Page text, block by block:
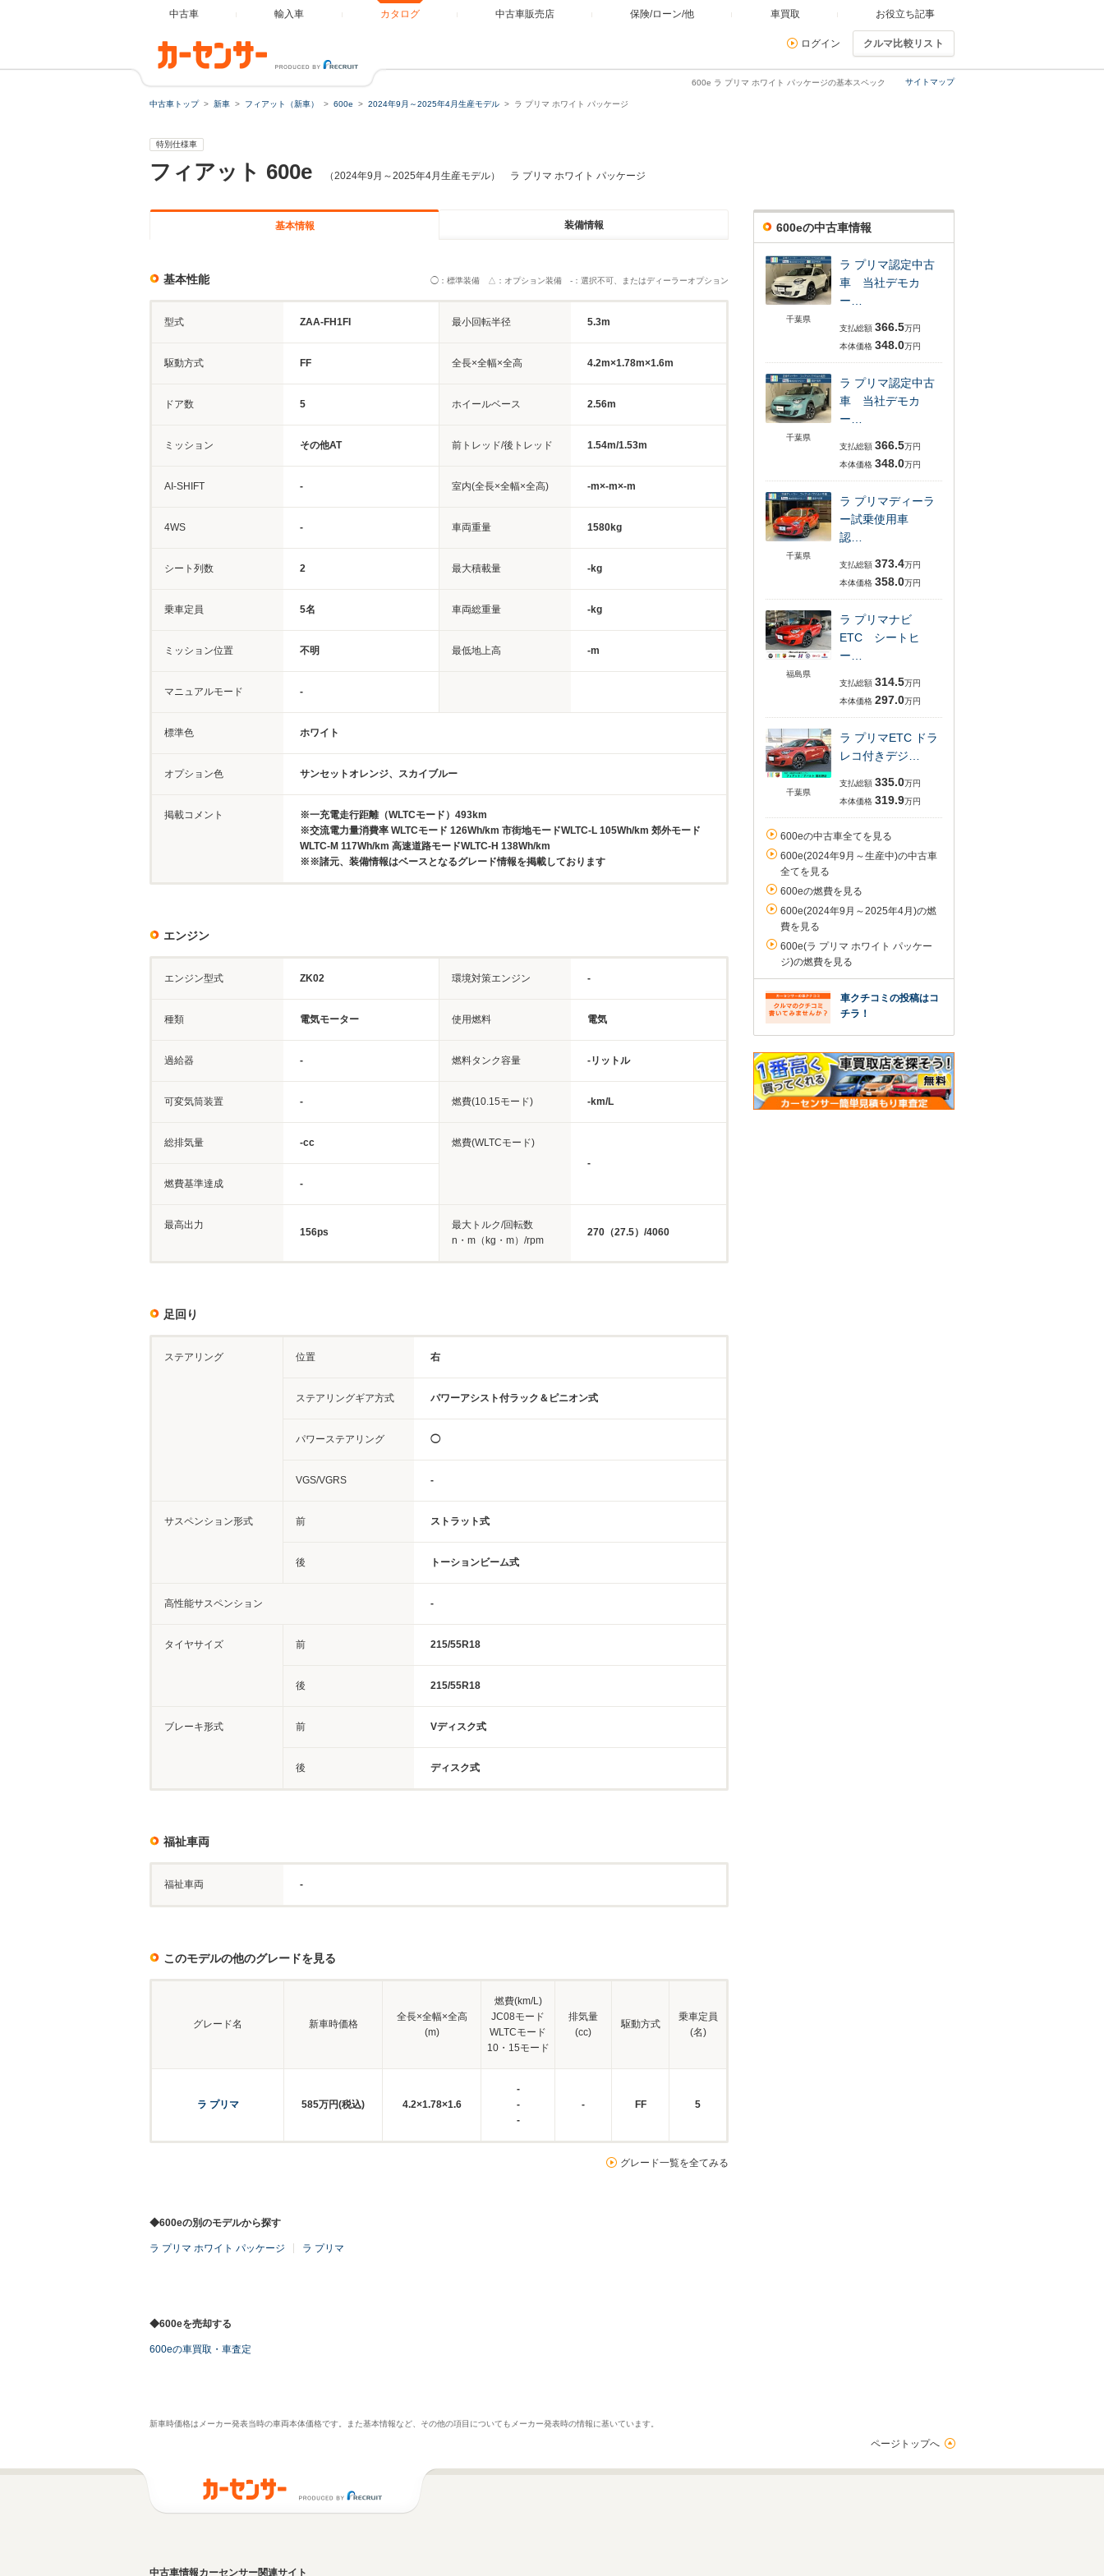
中古車 輸入車 カタログ 中古車販売店 保険/ローン/他 車買取 お役立ち記事
ログイン クルマ比較リスト
サイトマップ
600e ラ プリマ ホワイト パッケージの基本スペック
中古車トップ 新車 フィアット（新車） 600e 2024年9月～2025年4月生産モデル ラ プリマ ホワイト パッケージ
特別仕様車
フィアット 600e （2024年9月～2025年4月生産モデル） ラ プリマ ホワイト パッケージ
基本情報 装備情報
基本性能 ◯：標準装備 △：オプション装備 -：選択不可、またはディーラーオプション
型式 ZAA-FH1FI 最小回転半径 5.3m
駆動方式 FF 全長×全幅×全高 4.2m×1.78m×1.6m
ドア数 5 ホイールベース 2.56m
ミッション その他AT 前トレッド/後トレッド 1.54m/1.53m
AI-SHIFT - 室内(全長×全幅×全高) -m×-m×-m
4WS - 車両重量 1580kg
シート列数 2 最大積載量 -kg
乗車定員 5名 車両総重量 -kg
ミッション位置 不明 最低地上高 -m
マニュアルモード -
標準色 ホワイト
オプション色 サンセットオレンジ、スカイブルー
掲載コメント
※一充電走行距離（WLTCモード）493km
※交流電力量消費率 WLTCモード 126Wh/km 市街地モードWLTC-L 105Wh/km 郊外モード
WLTC-M 117Wh/km 高速道路モードWLTC-H 138Wh/km
※※諸元、装備情報はベースとなるグレード情報を掲載しております
エンジン
エンジン型式 ZK02 環境対策エンジン -
種類 電気モーター 使用燃料 電気
過給器 - 燃料タンク容量 -リットル
可変気筒装置 - 燃費(10.15モード) -km/L
総排気量 -cc
燃費(WLTCモード)
-
燃費基準達成
-
最高出力
156ps
最大トルク/回転数
n・m（kg・m）/rpm
270（27.5）/4060
足回り
ステアリング 位置 右
ステアリングギア方式 パワーアシスト付ラック＆ピニオン式
パワーステアリング ◯
VGS/VGRS -
サスペンション形式 前 ストラット式
後 トーションビーム式
高性能サスペンション -
タイヤサイズ 前 215/55R18
後 215/55R18
ブレーキ形式 前 Vディスク式
後 ディスク式
福祉車両
福祉車両 -
このモデルの他のグレードを見る
グレード名 新車時価格
全長×全幅×全高
(m)
燃費(km/L)
JC08モード
WLTCモード
10・15モード
排気量
(cc)
駆動方式
乗車定員
(名)
ラ プリマ 585万円(税込) 4.2×1.78×1.6
-
-
-
- FF 5
グレード一覧を全てみる
600eの中古車情報
千葉県
ラ プリマ認定中古
車 当社デモカ
ー…
支払総額 366.5万円
本体価格 348.0万円
千葉県
ラ プリマ認定中古
車 当社デモカ
ー…
支払総額 366.5万円
本体価格 348.0万円
千葉県
ラ プリマディーラ
ー試乗使用車
認…
支払総額 373.4万円
本体価格 358.0万円
福島県
ラ プリマナビ
ETC シートヒ
ー…
支払総額 314.5万円
本体価格 297.0万円
千葉県
ラ プリマETC ドラ
レコ付きデジ…
支払総額 335.0万円
本体価格 319.9万円
600eの中古車全てを見る
600e(2024年9月～生産中)の中古車
全てを見る
600eの燃費を見る
600e(2024年9月～2025年4月)の燃
費を見る
600e(ラ プリマ ホワイト パッケー
ジ)の燃費を見る
車クチコミの投稿はコ
チラ！
◆600eの別のモデルから探す
ラ プリマ ホワイト パッケージ ラ プリマ
◆600eを売却する
600eの車買取・車査定
新車時価格はメーカー発表当時の車両本体価格です。また基本情報など、その他の項目についてもメーカー発表時の情報に基いています。
ページトップへ
中古車情報カーセンサー関連サイト